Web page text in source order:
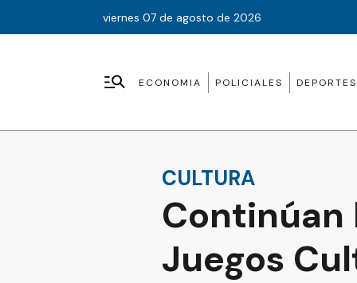
viernes 07 de agosto de 2026
ECONOMIA POLICIALES DEPORTES
CULTURA
Continúan
Juegos